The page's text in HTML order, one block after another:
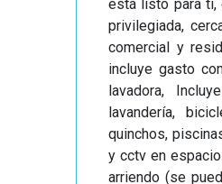
está listo para ti,
privilegiada,
comercial y
incluye gasto
lavadora,
lavandería,
quinchos,
y cctv en
arriendo (se